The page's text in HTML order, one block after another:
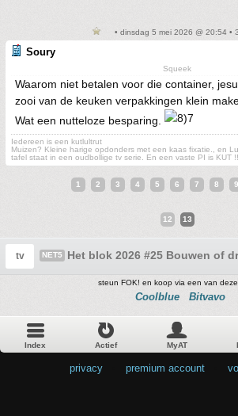
• dinsdag 5 mei 2026 @ 20:54 •
Soury
Squeek
Waarom niet betalen voor die container,
zooi van de keuken verpakkingen klein
Wat een nutteloze besparing.
Iedereen is een kutlultrut
Muizen? Kleine harige opdonders met een kaas fixatie., en
tafel staat in een oudbollige tv serie. En een vaste PI is KUT
1 2 3 4 5 6 7 8 9
12 13
tv NET5 Het blok 2026 #25 Bouwen of
steun FOK! en koop via een van
Coolblue Bitvavo
Index Actief MyAT
privacy premium account